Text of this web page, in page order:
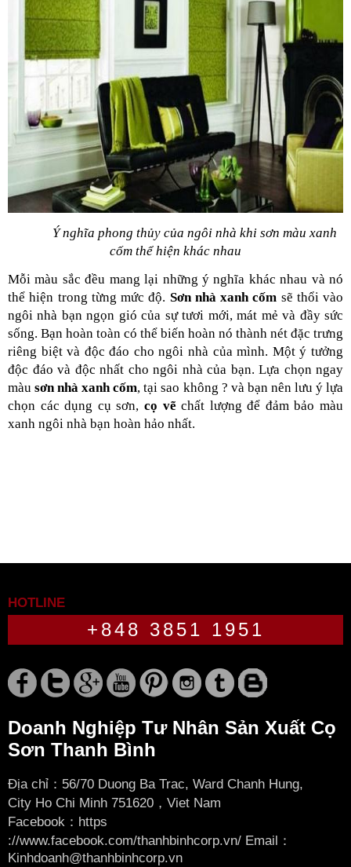
Ý nghĩa phong thủy của ngôi nhà khi sơn màu xanh
cốm thể hiện khác nhau
Mỗi màu sắc đều mang lại những ý nghĩa khác nhau và nó
thể hiện trong từng mức độ. Sơn nhà xanh cốm sẽ thổi vào
ngôi nhà bạn ngọn gió của sự tươi mới, mát mẻ và đầy sức
sống. Bạn hoàn toàn có thể biến hoàn nó thành nét đặc trưng
riêng biệt và độc đáo cho ngôi nhà của mình. Một ý tưởng
độc đáo và độc nhất cho ngôi nhà của bạn. Lựa chọn ngay
màu sơn nhà xanh cốm, tại sao không ? và bạn nên lưu ý lựa
chọn các dụng cụ sơn, cọ vẽ chất lượng để đảm bảo màu
xanh ngôi nhà bạn hoàn hảo nhất.
HOTLINE
+848 3851 1951
Doanh Nghiệp Tư Nhân Sản Xuất Cọ
Sơn Thanh Bình
Địa chỉ：56/70 Duong Ba Trac, Ward Chanh Hung,
City Ho Chi Minh 751620，Viet Nam
Facebook： https
://www.facebook.com/thanhbinhcorp.vn/ Email：
Kinhdoanh@thanhbinhcorp.vn